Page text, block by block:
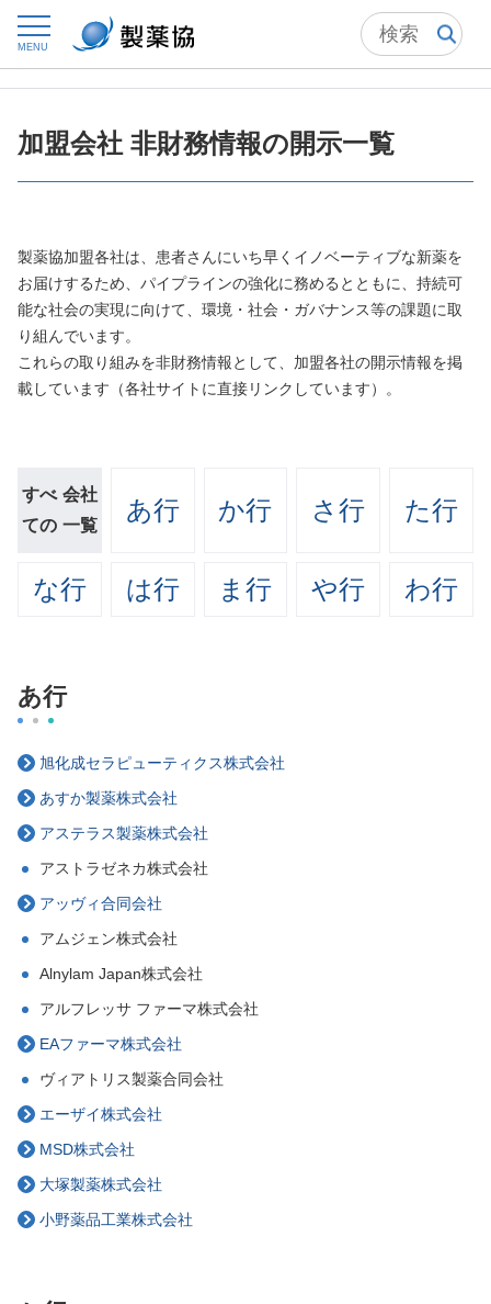
MENU
トップ 製薬協について
加盟会社 非財務情報の開示一覧
製薬協加盟各社は、患者さんにいち早くイノベーティブな新薬を
お届けするため、パイプラインの強化に務めるとともに、持続可
能な社会の実現に向けて、環境・社会・ガバナンス等の課題に取
り組んでいます。
これらの取り組みを非財務情報として、加盟各社の開示情報を掲
載しています（各社サイトに直接リンクしています）。
すべ
ての
会社
一覧
あ行 か行 さ行 た行
な行 は行 ま行 や行 わ行
あ行
旭化成セラピューティクス株式会社
あすか製薬株式会社
アステラス製薬株式会社
アストラゼネカ株式会社
アッヴィ合同会社
アムジェン株式会社
Alnylam Japan株式会社
アルフレッサ ファーマ株式会社
EAファーマ株式会社
ヴィアトリス製薬合同会社
エーザイ株式会社
MSD株式会社
大塚製薬株式会社
小野薬品工業株式会社